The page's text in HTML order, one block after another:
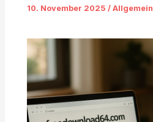
10. November 2025/Allgemein